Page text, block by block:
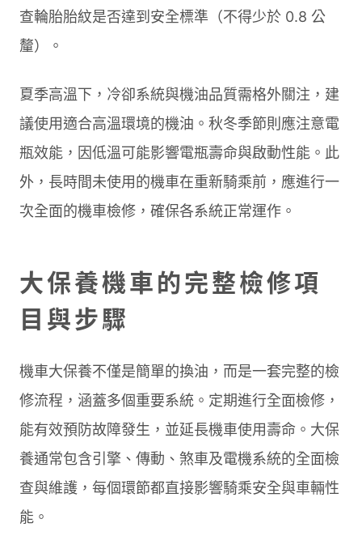
查輪胎胎紋是否達到安全標準（不得少於 0.8 公
釐）。
夏季高溫下，冷卻系統與機油品質需格外關注，建
議使用適合高溫環境的機油。秋冬季節則應注意電
瓶效能，因低溫可能影響電瓶壽命與啟動性能。此
外，長時間未使用的機車在重新騎乘前，應進行一
次全面的機車檢修，確保各系統正常運作。
大保養機車的完整檢修項
目與步驟
機車大保養不僅是簡單的換油，而是一套完整的檢
修流程，涵蓋多個重要系統。定期進行全面檢修，
能有效預防故障發生，並延長機車使用壽命。大保
養通常包含引擎、傳動、煞車及電機系統的全面檢
查與維護，每個環節都直接影響騎乘安全與車輛性
能。